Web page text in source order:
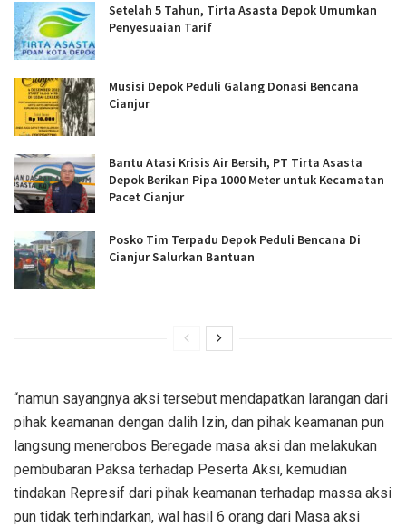
Setelah 5 Tahun, Tirta Asasta Depok Umumkan
Penyesuaian Tarif
Musisi Depok Peduli Galang Donasi Bencana
Cianjur
Bantu Atasi Krisis Air Bersih, PT Tirta Asasta
Depok Berikan Pipa 1000 Meter untuk Kecamatan
Pacet Cianjur
Posko Tim Terpadu Depok Peduli Bencana Di
Cianjur Salurkan Bantuan
“namun sayangnya aksi tersebut mendapatkan larangan dari
pihak keamanan dengan dalih Izin, dan pihak keamanan pun
langsung menerobos Beregade masa aksi dan melakukan
pembubaran Paksa terhadap Peserta Aksi, kemudian
tindakan Represif dari pihak keamanan terhadap massa aksi
pun tidak terhindarkan, wal hasil 6 orang dari Masa aksi